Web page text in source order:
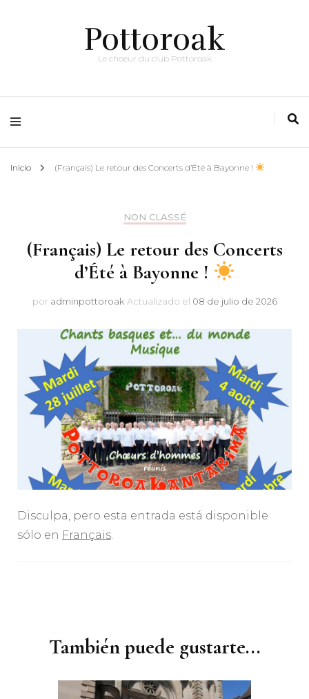
Pottoroak
Le choeur du club Pottoroak
Inicio (Français) Le retour des Concerts d’Été à Bayonne !
NON CLASSÉ
(Français) Le retour des Concerts
d’Été à Bayonne !
por adminpottoroak Actualizado el 08 de julio de 2026
Disculpa, pero esta entrada está disponible
sólo en Français
entradas
También puede gustarte...